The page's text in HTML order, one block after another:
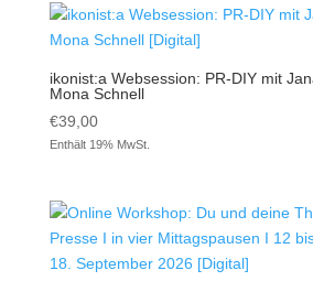
ikonist:a Websession: PR-DIY mit
Mona Schnell
€39,00
Enthält 19% MwSt.